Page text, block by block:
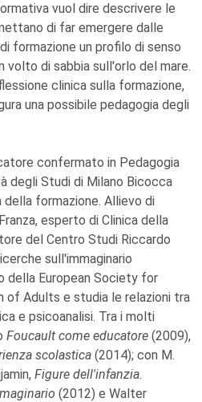
vuol dire descrivere le
di far emergere dalle
formazione un profilo di senso
volto di sabbia sull'orlo del mare.
clinica sulla formazione,
una possibile pedagogia degli
confermato in Pedagogia
degli Studi di Milano Bicocca
formazione. Allievo di
esperto di Clinica della
del Centro Studi Riccardo
sull'immaginario
della European Society for
of Adults e studia le relazioni tra
e psicoanalisi. Tra i molti
Foucault come educatore (2009),
scolastica (2014); con M.
Figure dell'infanzia.
(2012) e Walter